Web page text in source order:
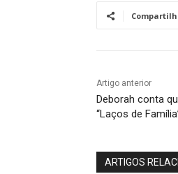
Artigo anterior
Deborah conta
“Laços de
ARTIGOS